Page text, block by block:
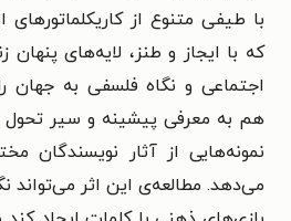
با طیفی متنوع از کاریکلماتورهای
که با ایجاز و طنز، لایه‌های پنهان
اجتماعی و نگاه فلسفی به جهان
هم به معرفی پیشینه و سیر تحول
نمونه‌هایی از آثار نویسندگان
می‌دهد. مطالعه‌ی این اثر می‌تواند